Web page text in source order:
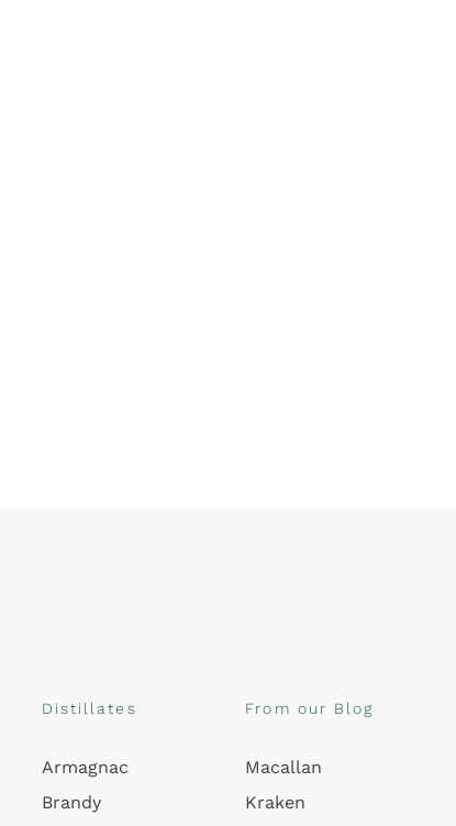
Distillates
Armagnac
Brandy
From our Blog
Macallan
Kraken